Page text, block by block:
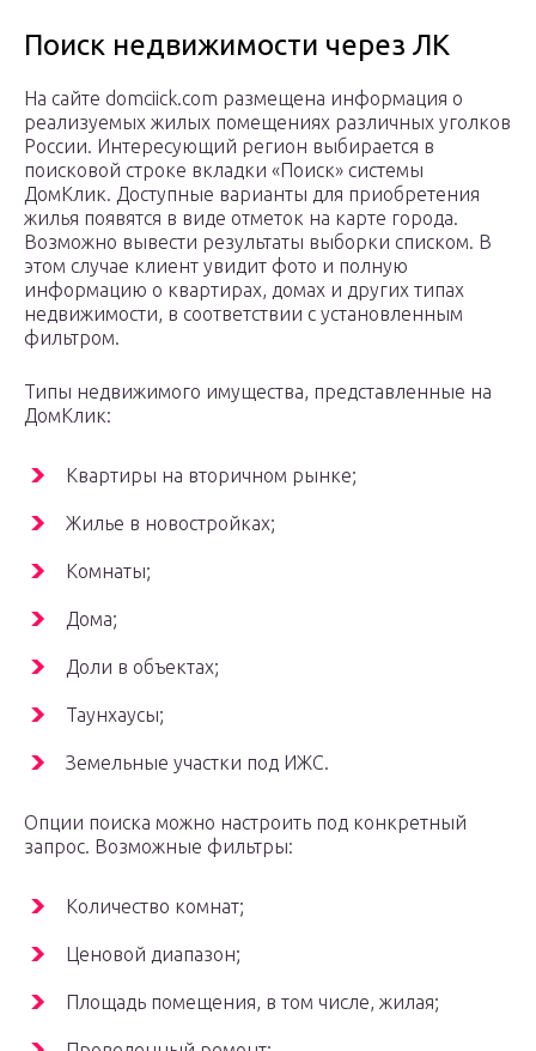
Поиск недвижимости через ЛК
На сайте domciick.com размещена информация о
реализуемых жилых помещениях различных уголков
России. Интересующий регион выбирается в
поисковой строке вкладки «Поиск» системы
ДомКлик. Доступные варианты для приобретения
жилья появятся в виде отметок на карте города.
Возможно вывести результаты выборки списком. В
этом случае клиент увидит фото и полную
информацию о квартирах, домах и других типах
недвижимости, в соответствии с установленным
фильтром.
Типы недвижимого имущества, представленные на
ДомКлик:
Квартиры на вторичном рынке;
Жилье в новостройках;
Комнаты;
Дома;
Доли в объектах;
Таунхаусы;
Земельные участки под ИЖС.
Опции поиска можно настроить под конкретный
запрос. Возможные фильтры:
Количество комнат;
Ценовой диапазон;
Площадь помещения, в том числе, жилая;